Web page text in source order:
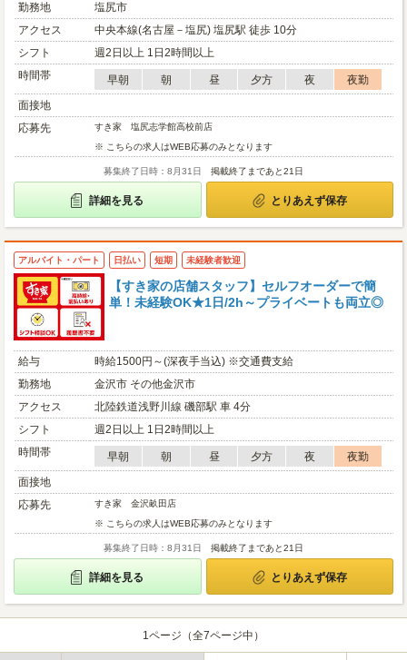
勤務地
塩尻市
アクセス
中央本線(名古屋－塩尻) 塩尻駅 徒歩 10分
シフト
週2日以上 1日2時間以上
時間帯
早朝 朝 昼 夕方 夜
夜勤
面接地
応募先
すき家 塩尻志学館高校前店
※ こちらの求人はWEB応募のみとなります
募集終了日時：8月31日 掲載終了まであと21日
詳細を見る とりあえず保存
アルバイト・パート 日払い 短期 未経験者歓迎
【すき家の店舗スタッフ】セルフオーダーで簡
単！未経験OK★1日/2h～プライベートも両立◎
給与
時給1500円～(深夜手当込) ※交通費支給
勤務地
金沢市 その他金沢市
アクセス
北陸鉄道浅野川線 磯部駅 車 4分
シフト
週2日以上 1日2時間以上
時間帯
早朝 朝 昼 夕方 夜
夜勤
面接地
応募先
すき家 金沢畝田店
※ こちらの求人はWEB応募のみとなります
募集終了日時：8月31日 掲載終了まであと21日
詳細を見る とりあえず保存
1ページ（全7ページ中）